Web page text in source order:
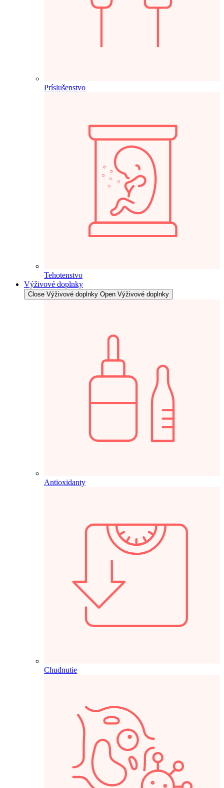
Príslušenstvo
Tehotenstvo
Výživové doplnky
Close Výživové doplnky Open Výživové doplnky
Antioxidanty
Chudnutie